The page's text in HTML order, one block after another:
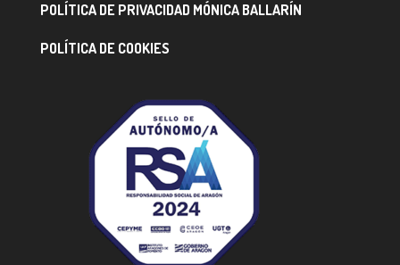
POLÍTICA DE PRIVACIDAD MÓNICA BALLARÍN
POLÍTICA DE COOKIES